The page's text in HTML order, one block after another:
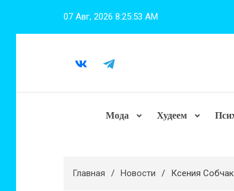
07 Авг, 2026 8:25:54 AM
Мода Худеем
Главная Новости Ксения